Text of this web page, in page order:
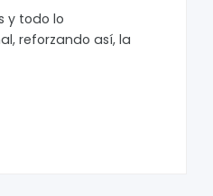
y todo lo
reforzando así, la